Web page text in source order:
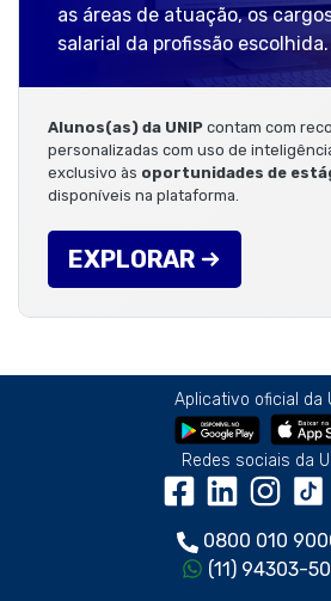
as áreas de atuação, os
salarial da profissão escolhida.
Alunos(as) da UNIP contam com
personalizadas com uso de
exclusivo às oportunidades de
disponíveis na plataforma.
EXPLORAR
Aplicativo oficial da
Redes sociais da
0800 010
(11) 94303-